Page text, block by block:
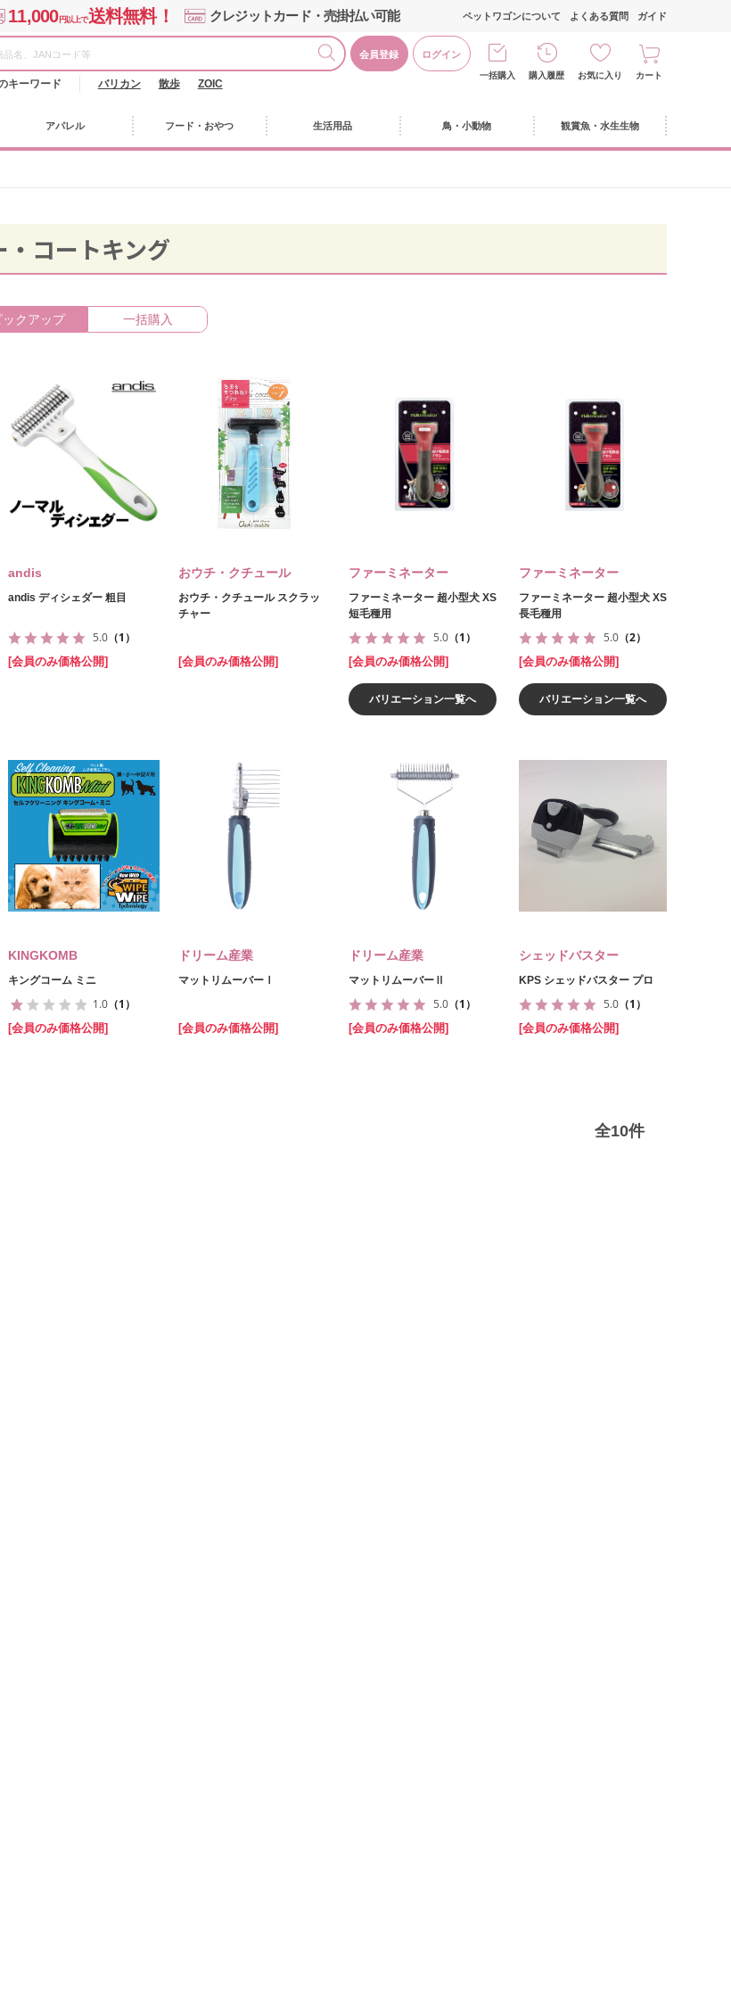
11,000円以上で送料無料！ クレジットカード・売掛払い可能
会員登録 ログイン
キーワード バリカン 散歩 ZOIC
ペットワゴンについて よくある質問 ガイド
一括購入 購入履歴 お気に入り カート
アパレル フード・おやつ 生活用品 鳥・小動物 観賞魚・水生生物
・コートキング
ックアップ 一括購入
andis
andis ディシェダー 粗目
5.0 （1）
[会員のみ価格公開]
おウチ・クチュール
おウチ・クチュール スクラッ
チャー
[会員のみ価格公開]
ファーミネーター
ファーミネーター 超小型犬 XS
短毛種用
5.0 （1）
[会員のみ価格公開]
バリエーション一覧へ
ファーミネーター
ファーミネーター 超小型犬 XS
長毛種用
5.0 （2）
[会員のみ価格公開]
バリエーション一覧へ
KINGKOMB
キングコーム ミニ
1.0 （1）
[会員のみ価格公開]
ドリーム産業
マットリムーバーⅠ
[会員のみ価格公開]
ドリーム産業
マットリムーバーⅡ
5.0 （1）
[会員のみ価格公開]
シェッドバスター
KPS シェッドバスター プロ
5.0 （1）
[会員のみ価格公開]
全10件